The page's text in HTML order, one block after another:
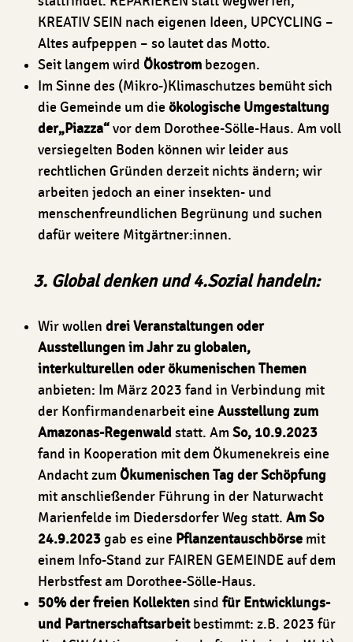
KREATIV SEIN nach eigenen Ideen, UPCYCLING –
Altes aufpeppen – so lautet das Motto.
Seit langem wird Ökostrom bezogen.
Im Sinne des (Mikro-)Klimaschutzes bemüht sich
die Gemeinde um die ökologische Umgestaltung
der„Piazza“vor dem Dorothee-Sölle-Haus. Am voll
versiegelten Boden können wir leider aus
rechtlichen Gründen derzeit nichts ändern; wir
arbeiten jedoch an einer insekten- und
menschenfreundlichen Begrünung und suchen
dafür weitere Mitgärtner:innen.
3. Global denkenund 4.Sozial handeln:
Wir wollen drei Veranstaltungen oder
Ausstellungen im Jahr zu globalen,
interkulturellen oder ökumenischen Themen
anbieten: Im März 2023 fand in Verbindung mit
der Konfirmandenarbeit eine Ausstellung zum
Amazonas-Regenwaldstatt. AmSo, 10.9.2023
fand in Kooperation mit dem Ökumenekreis eine
Andacht zumÖkumenischen Tag der Schöpfung
mit anschließender Führung in der Naturwacht
Marienfelde im Diedersdorfer Weg statt. Am So
24.9.2023gab es eine Pflanzentauschbörse mit
einem Info-Stand zur FAIREN GEMEINDE auf dem
Herbstfest am Dorothee-Sölle-Haus.
50% der freien Kollektensind für Entwicklungs-
und Partnerschaftsarbeitbestimmt: z.B. 2023 für